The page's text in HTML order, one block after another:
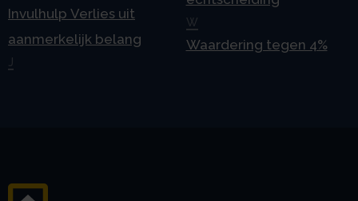
Invulhulp Verlies uit
aanmerkelijk belang
W
Waardering tegen 4%